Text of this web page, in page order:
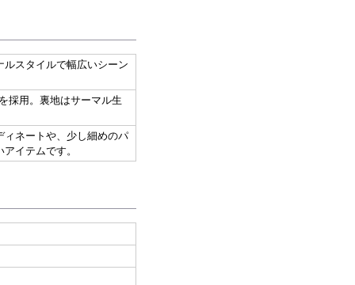
スタイルで幅広いシーン
採用。裏地はサーマル生
ィネートや、少し細めのパ
イテムです。